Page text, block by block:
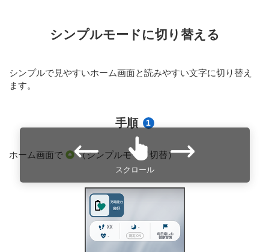
シンプルモードに切り替える
シンプルで見やすいホーム画面と読みやすい文字に切り替え
ます。
手順 1
ホーム画面で （シンプルモード切替）
スクロール